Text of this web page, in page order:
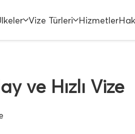
Vize Türleri Hizmetler
ve Hızlı Vize